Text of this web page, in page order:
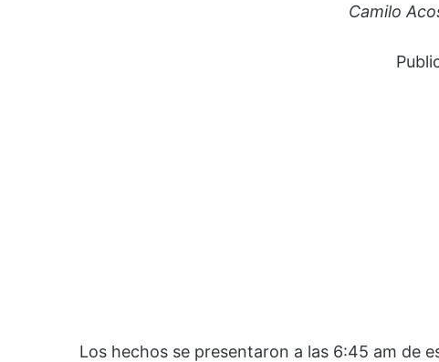
Camilo
Los hechos se presentaron a las 6:45 am de